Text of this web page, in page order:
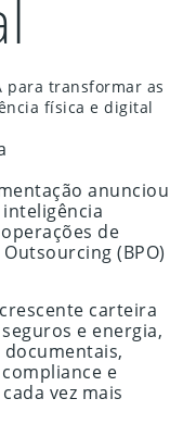
para transformar as
física e digital
anunciou
de
(BPO)
carteira
e energia,
e
vez mais